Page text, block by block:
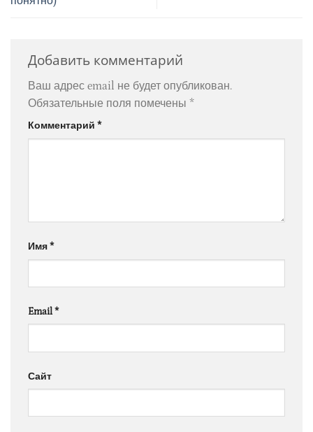
Добавить комментарий
Ваш адрес email не будет опубликован.
Обязательные поля помечены *
Комментарий *
Имя*
Email*
Сайт